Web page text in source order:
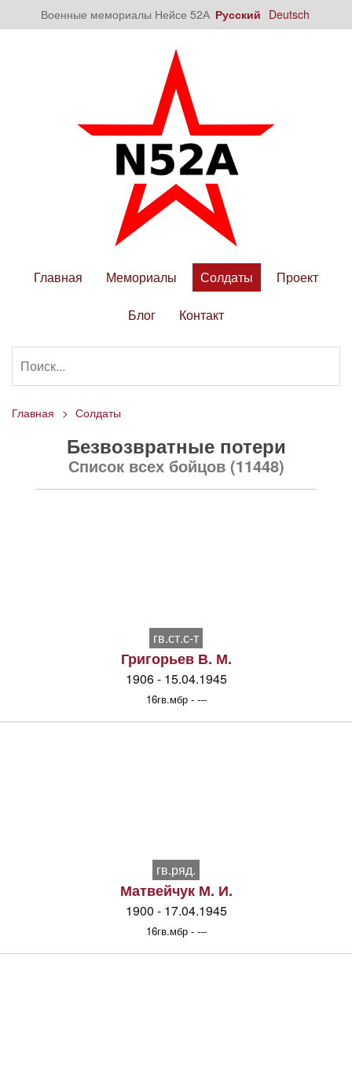
Военные мемориалы Нейсе 52А Русский Deutsch
Главная Мемориалы Солдаты Проект
Блог Контакт
Главная Солдаты
Безвозвратные потери
Список всех бойцов (11448)
гв.ст.с-т
Григорьев В. М.
1906 - 15.04.1945
16гв.мбр - ---
гв.ряд.
Матвейчук М. И.
1900 - 17.04.1945
16гв.мбр - ---